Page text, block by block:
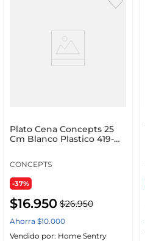
Plato Cena Concepts 25
Cm Blanco Plastico 419-
CONCEPTS
-37%
$16.950 $26.950
Ahorra $10.000
Vendido por: Home Sentry